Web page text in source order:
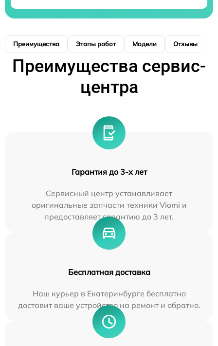
Преимущества Этапы работ Модели Отзывы
Преимущества сервис-
центра
Гарантия до 3-х лет
Сервисный центр устанавливает
оригинальные запчасти техники Viomi и
предоставляет гарантию до 3 лет.
Бесплатная доставка
Наш курьер в Екатеринбурге бесплатно
доставит ваше устройство на ремонт и обратно.